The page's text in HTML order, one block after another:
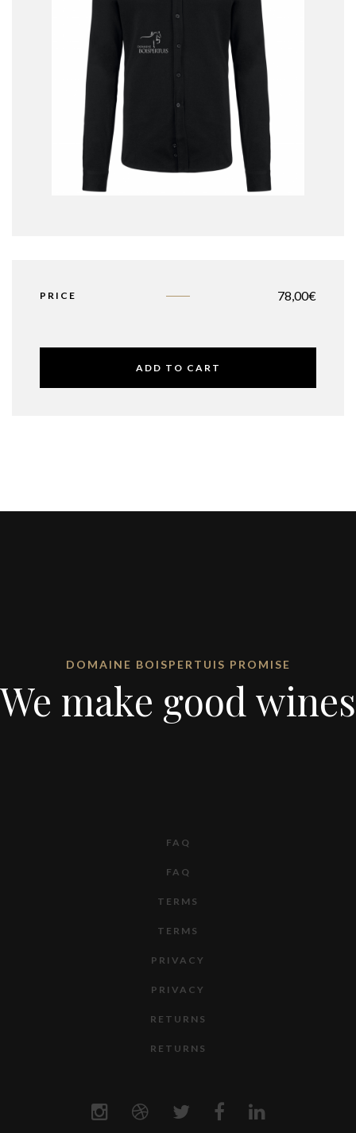
PRICE 78,00€
ADD TO CART
DOMAINE BOISPERTUIS PROMISE
We make good wines
FAQ
FAQ
TERMS
TERMS
PRIVACY
PRIVACY
RETURNS
RETURNS